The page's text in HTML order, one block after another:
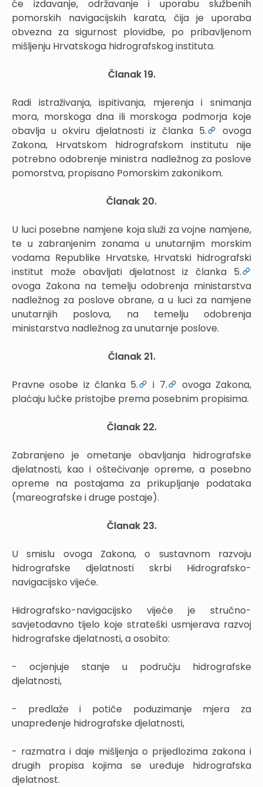
će izdavanje, održavanje i uporabu službenih
pomorskih navigacijskih karata, čija je uporaba
obvezna za sigurnost plovidbe, po pribavljenom
mišljenju Hrvatskoga hidrografskog instituta.
Članak 19.
Radi istraživanja, ispitivanja, mjerenja i snimanja
mora, morskoga dna ili morskoga podmorja koje
obavlja u okviru djelatnosti iz članka 5.
ovoga
Zakona, Hrvatskom hidrografskom institutu nije
potrebno odobrenje ministra nadležnog za poslove
pomorstva, propisano Pomorskim zakonikom.
Članak 20.
U luci posebne namjene koja služi za vojne namjene,
te u zabranjenim zonama u unutarnjim morskim
vodama Republike Hrvatske, Hrvatski hidrografski
institut može obavljati djelatnost iz članka 5.
ovoga Zakona na temelju odobrenja ministarstva
nadležnog za poslove obrane, a u luci za namjene
unutarnjih poslova, na temelju odobrenja
ministarstva nadležnog za unutarnje poslove.
Članak 21.
Pravne osobe iz članka 5. i 7.
ovoga Zakona,
plaćaju lučke pristojbe prema posebnim propisima.
Članak 22.
Zabranjeno je ometanje obavljanja hidrografske
djelatnosti, kao i oštećivanje opreme, a posebno
opreme na postajama za prikupljanje podataka
(mareografske i druge postaje).
Članak 23.
U smislu ovoga Zakona, o sustavnom razvoju
hidrografske djelatnosti skrbi Hidrografsko-
navigacijsko vijeće.
Hidrografsko-navigacijsko vijeće je stručno-
savjetodavno tijelo koje strateški usmjerava razvoj
hidrografske djelatnosti, a osobito:
- ocjenjuje stanje u području hidrografske
djelatnosti,
- predlaže i potiče poduzimanje mjera za
unapređenje hidrografske djelatnosti,
- razmatra i daje mišljenja o prijedlozima zakona i
drugih propisa kojima se uređuje hidrografska
djelatnost.